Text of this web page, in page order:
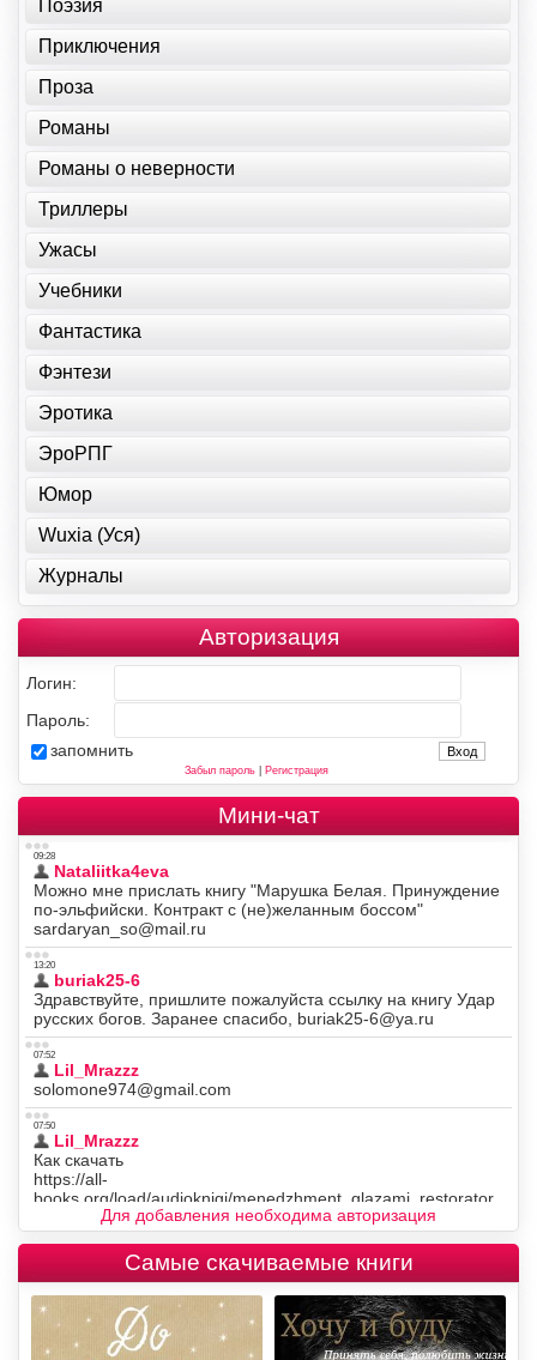
Поэзия
Приключения
Проза
Романы
Романы о неверности
Триллеры
Ужасы
Учебники
Фантастика
Фэнтези
Эротика
ЭроРПГ
Юмор
Wuxia (Уся)
Журналы
Авторизация
Логин:
Пароль:
запомнить
Забыл пароль| Регистрация
Мини-чат
Для добавления необходима авторизация
Самые скачиваемые книги